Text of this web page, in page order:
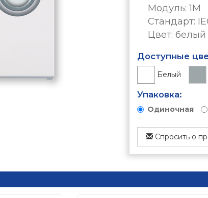
Модуль: 1М
Стандарт:
Цвет: белый
Доступные
Белый
Упаковка:
Одиночная
Спросить о